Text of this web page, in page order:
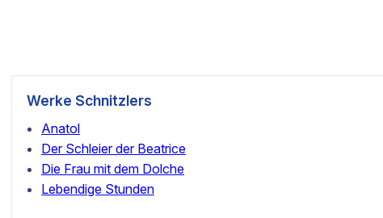
Werke Schnitzlers
Anatol
Der Schleier der Beatrice
Die Frau mit dem Dolche
Lebendige Stunden